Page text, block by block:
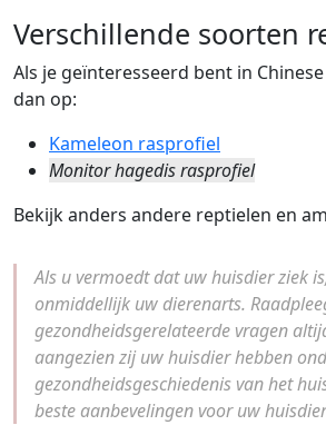
Verschillende soorten
Als je geïnteresseerd bent in
dan op:
Kameleon rasprofiel
Monitor hagedis rasprofiel
Bekijk anders andere reptielen en
Als u vermoedt dat uw huisdier ziek
onmiddellijk uw dierenarts.
gezondheidsgerelateerde vragen
aangezien zij uw huisdier hebben
gezondheidsgeschiedenis van het
beste aanbevelingen voor uw